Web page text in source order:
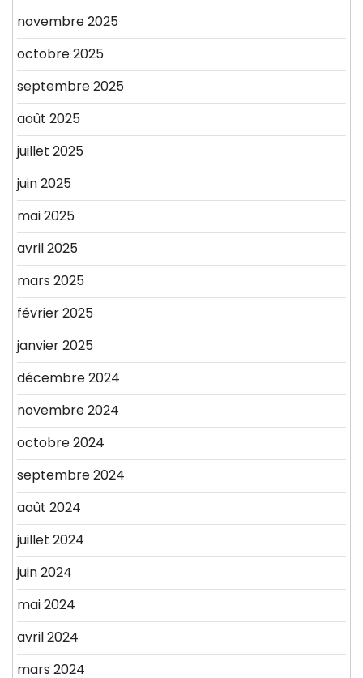
novembre 2025
octobre 2025
septembre 2025
août 2025
juillet 2025
juin 2025
mai 2025
avril 2025
mars 2025
février 2025
janvier 2025
décembre 2024
novembre 2024
octobre 2024
septembre 2024
août 2024
juillet 2024
juin 2024
mai 2024
avril 2024
mars 2024